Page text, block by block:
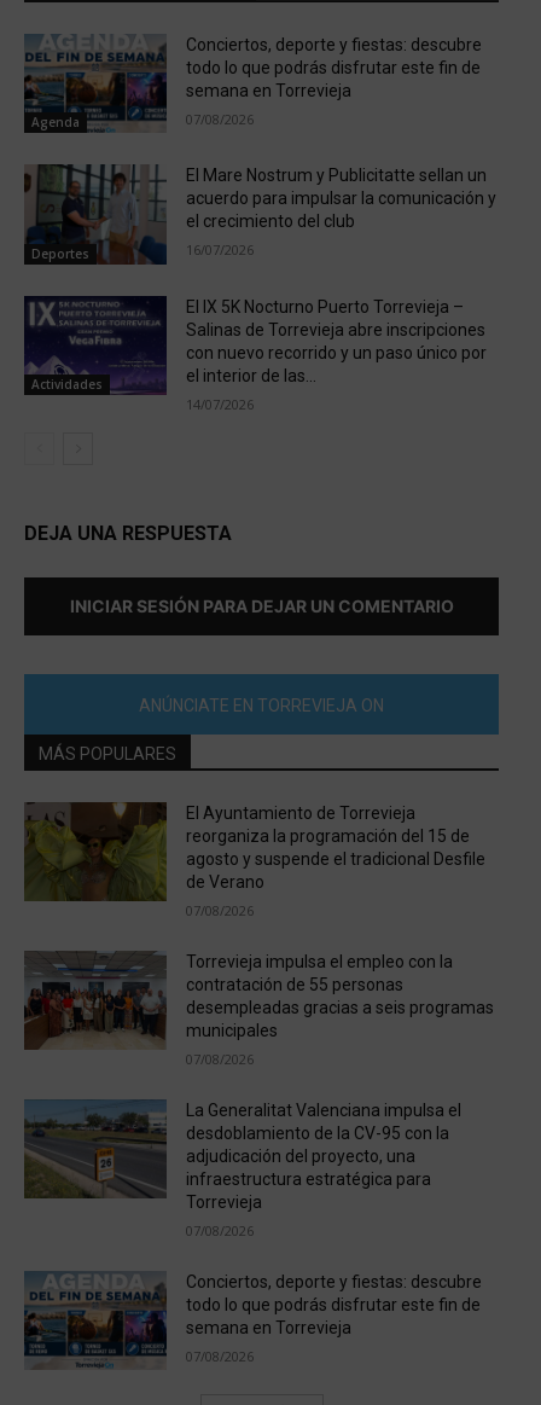
Agenda
Conciertos, deporte y fiestas: descubre
todo lo que podrás disfrutar este fin de
semana en Torrevieja
07/08/2026
Deportes
El Mare Nostrum y Publicitatte sellan un
acuerdo para impulsar la comunicación y
el crecimiento del club
16/07/2026
Actividades
El IX 5K Nocturno Puerto Torrevieja –
Salinas de Torrevieja abre inscripciones
con nuevo recorrido y un paso único por
el interior de las...
14/07/2026
DEJA UNA RESPUESTA
INICIAR SESIÓN PARA DEJAR UN COMENTARIO
ANÚNCIATE EN TORREVIEJA ON
MÁS POPULARES
El Ayuntamiento de Torrevieja
reorganiza la programación del 15 de
agosto y suspende el tradicional Desfile
de Verano
07/08/2026
Torrevieja impulsa el empleo con la
contratación de 55 personas
desempleadas gracias a seis programas
municipales
07/08/2026
La Generalitat Valenciana impulsa el
desdoblamiento de la CV-95 con la
adjudicación del proyecto, una
infraestructura estratégica para
Torrevieja
07/08/2026
Conciertos, deporte y fiestas: descubre
todo lo que podrás disfrutar este fin de
semana en Torrevieja
07/08/2026